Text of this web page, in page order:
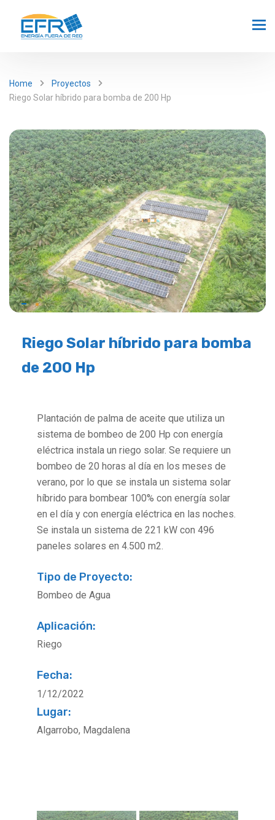
Home
Proyectos
Riego Solar híbrido para bomba de 200 Hp
Riego Solar híbrido para bomba
de 200 Hp
Plantación de palma de aceite que utiliza un
sistema de bombeo de 200 Hp con energía
eléctrica instala un riego solar. Se requiere un
bombeo de 20 horas al día en los meses de
verano, por lo que se instala un sistema solar
híbrido para bombear 100% con energía solar
en el día y con energía eléctrica en las noches.
Se instala un sistema de 221 kW con 496
paneles solares en 4.500 m2.
Tipo de Proyecto:
Bombeo de Agua
Aplicación:
Riego
Fecha:
1/12/2022
Lugar:
Algarrobo, Magdalena